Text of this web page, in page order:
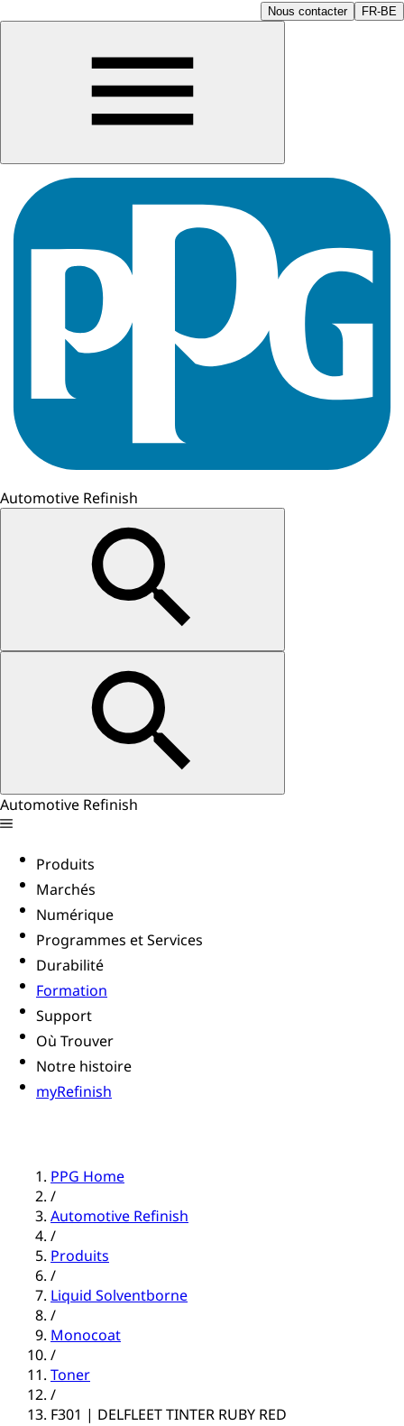
Nous contacter FR-BE
Automotive Refinish
Automotive Refinish
Produits
Marchés
Numérique
Programmes et Services
Durabilité
Formation
Support
Où Trouver
Notre histoire
myRefinish
PPG Home
/
Automotive Refinish
/
Produits
/
Liquid Solventborne
/
Monocoat
/
Toner
/
F301 | DELFLEET TINTER RUBY RED